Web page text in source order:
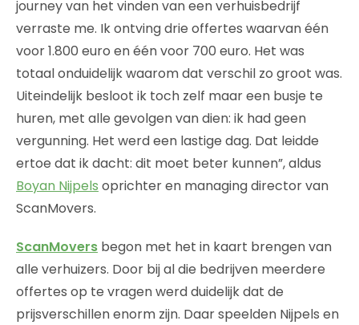
journey van het vinden van een verhuisbedrijf
verraste me. Ik ontving drie offertes waarvan één
voor 1.800 euro en één voor 700 euro. Het was
totaal onduidelijk waarom dat verschil zo groot was.
Uiteindelijk besloot ik toch zelf maar een busje te
huren, met alle gevolgen van dien: ik had geen
vergunning. Het werd een lastige dag. Dat leidde
ertoe dat ik dacht: dit moet beter kunnen”, aldus
Boyan Nijpels oprichter en managing director van
ScanMovers.
ScanMovers begon met het in kaart brengen van
alle verhuizers. Door bij al die bedrijven meerdere
offertes op te vragen werd duidelijk dat de
prijsverschillen enorm zijn. Daar speelden Nijpels en